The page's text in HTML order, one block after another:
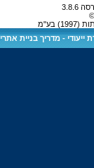
בע"מ
ייעודי -מדריך בניית